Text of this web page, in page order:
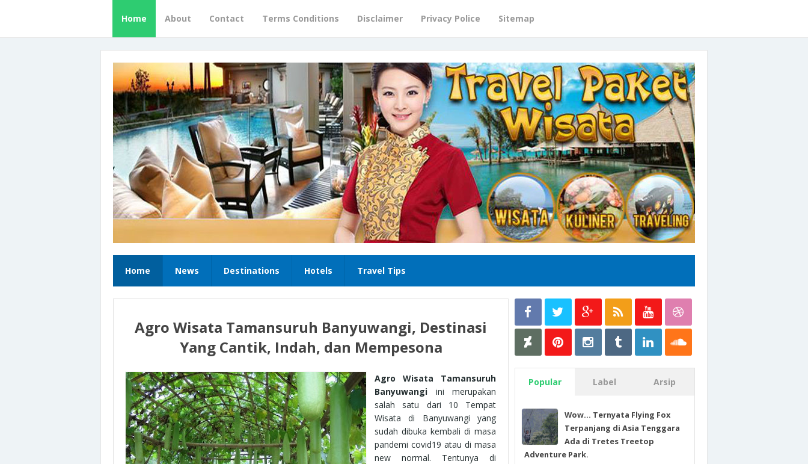
Home About Contact Terms Conditions Disclaimer Privacy Police Sitemap
Home News Destinations Hotels Travel Tips
Agro Wisata Tamansuruh Banyuwangi, Destinasi
Yang Cantik, Indah, dan Mempesona
Agro Wisata Tamansuruh
Banyuwangi ini merupakan
salah satu dari 10 Tempat
Wisata di Banyuwangi yang
sudah dibuka kembali di masa
pandemi covid19 atau di masa
new normal. Tentunya di
Popular Label Arsip
Wow... Ternyata Flying Fox
Terpanjang di Asia Tenggara
Ada di Tretes Treetop
Adventure Park.